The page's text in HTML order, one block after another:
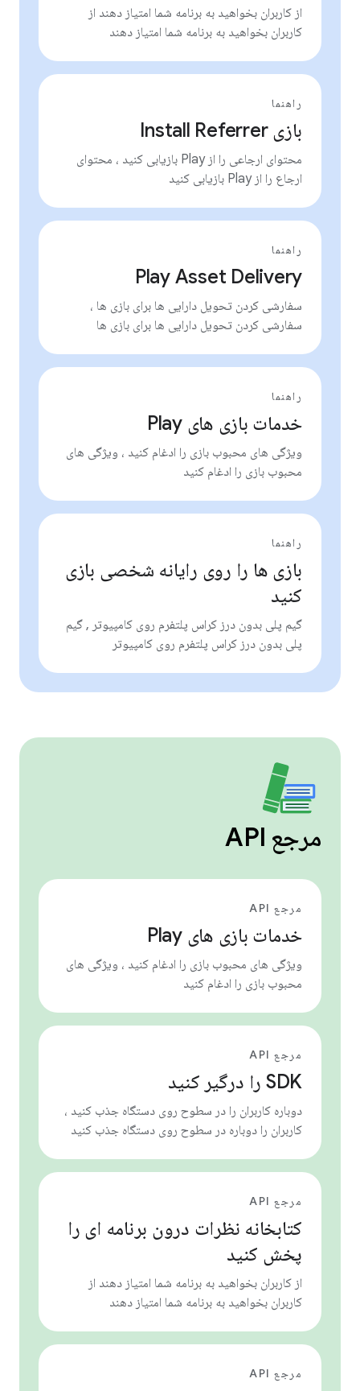
از کاربران بخواهید به برنامه شما امتیاز دهند از
کاربران بخواهید به برنامه شما امتیاز دهند
راهنما
بازی Install Referrer
محتوای ارجاعی را از Play بازیابی کنید ، محتوای
ارجاع را از Play بازیابی کنید
راهنما
Play Asset Delivery
سفارشی کردن تحویل دارایی ها برای بازی ها ،
سفارشی کردن تحویل دارایی ها برای بازی ها
راهنما
خدمات بازی های Play
ویژگی های محبوب بازی را ادغام کنید ، ویژگی های
محبوب بازی را ادغام کنید
راهنما
بازی ها را روی رایانه شخصی بازی
کنید
گیم پلی بدون درز کراس پلتفرم روی کامپیوتر , گیم
پلی بدون درز کراس پلتفرم روی کامپیوتر
مرجع API
مرجع API
خدمات بازی های Play
ویژگی های محبوب بازی را ادغام کنید ، ویژگی های
محبوب بازی را ادغام کنید
مرجع API
SDK را درگیر کنید
دوباره کاربران را در سطوح روی دستگاه جذب کنید ،
کاربران را دوباره در سطوح روی دستگاه جذب کنید
مرجع API
کتابخانه نظرات درون برنامه ای را
پخش کنید
از کاربران بخواهید به برنامه شما امتیاز دهند از
کاربران بخواهید به برنامه شما امتیاز دهند
مرجع API